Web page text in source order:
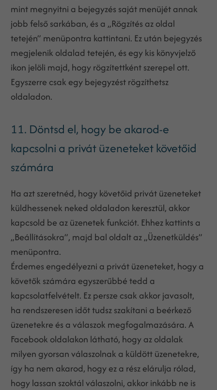
mint megnyitni a bejegyzés saját menüjét annak
jobb felső sarkában, és a „Rögzítés az oldal
tetején” menüpontra kattintani. Ez után bejegyzés
megjelenik oldalad tetején, és egy kis könyvjelző
ikon jelöli majd, hogy rögzítettként szerepel ott.
Egyszerre csak egy bejegyzést rögzíthetsz
oldaladon.
11. Döntsd el, hogy be akarod-e
kapcsolni a privát üzeneteket követőid
számára
Ha azt szeretnéd, hogy követőid privát üzeneteket
küldhessenek neked oldaladon keresztül, akkor
kapcsold be az üzenetek funkciót. Ehhez kattints a
„Beállításokra”, majd bal oldalt az „Üzenetküldés”
menüpontra.
Érdemes engedélyezni a privát üzeneteket, hogy a
követők számára egyszerűbbé tedd a
kapcsolatfelvételt. Ez persze csak akkor javasolt,
ha rendszeresen időt tudsz szakítani a beérkező
üzenetekre és a válaszok megfogalmazására. A
Facebook oldalakon látható, hogy az oldalak
milyen gyorsan válaszolnak a küldött üzenetekre,
így ha nem akarod, hogy ez a rész elárulja rólad,
hogy lassan szoktál válaszolni, akkor inkább ne is